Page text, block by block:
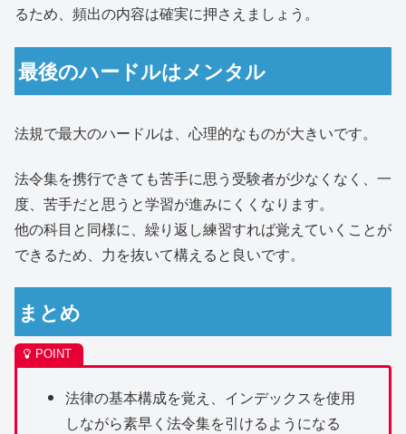
るため、頻出の内容は確実に押さえましょう。
最後のハードルはメンタル
法規で最大のハードルは、心理的なものが大きいです。
法令集を携行できても苦手に思う受験者が少なくなく、一
度、苦手だと思うと学習が進みにくくなります。
他の科目と同様に、繰り返し練習すれば覚えていくことが
できるため、力を抜いて構えると良いです。
まとめ
法律の基本構成を覚え、インデックスを使用
しながら素早く法令集を引けるようになる